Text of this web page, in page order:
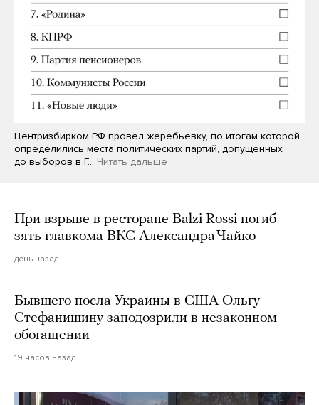
Центризбирком РФ провел жеребьевку, по итогам которой
определились места политических партий, допущенных
до выборов в Г… Читать дальше
При взрыве в ресторане Balzi Rossi погиб
зять главкома ВКС Александра Чайко
день назад
Бывшего посла Украины в США Ольгу
Стефанишину заподозрили в незаконном
обогащении
19 часов назад